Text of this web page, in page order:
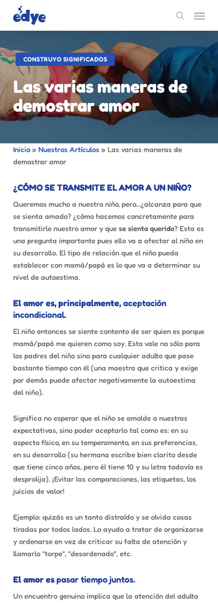
main
search
Menu
CONSTRUYO SIGNIFICADOS
Las varias maneras de
demostrar amor
Inicio» Nuestros Artículos» Las varias maneras de
demostrar amor
¿CÓMO SE TRANSMITE EL AMOR A UN NIÑO?
Queremos mucho a nuestro niño, pero…¿alcanza para que
se sienta amado? ¿cómo hacemos concretamente para
transmitirle nuestro amor y que se sienta querido? Esta es
una pregunta importante pues ello va a afectar al niño en
su desarrollo. El tipo de relación que el niño pueda
establecer con mamá/papá es lo que va a determinar su
nivel de autoestima.
El amor es, principalmente,aceptación
incondicional.
El niño entonces se siente contento de ser quien es porque
mamá/papá me quieren como soy. Esto vale no sólo para
los padres del niño sino para cualquier adulto que pase
bastante tiempo con él (una maestra que critica y exige
por demás puede afectar negativamente la autoestima
del niño).
Significa no esperar que el niño se amolde a nuestras
expectativas, sino poder aceptarlo tal como es: en su
aspecto físico, en su temperamento, en sus preferencias,
en su desarrollo (su hermana escribe bien clarito desde
que tiene cinco años, pero él tiene 10 y su letra todavía es
desprolija). ¡Evitar las comparaciones, las etiquetas, los
juicios de valor!
Ejemplo: quizás es un tanto distraído y se olvida cosas
tiradas por todos lados. Lo ayudo a tratar de organizarse
y ordenarse en vez de criticar su falta de atención y
llamarlo “torpe”, “desordenado”, etc.
El amor espasar tiempo juntos.
Un encuentro genuino implica que la atención del adulto